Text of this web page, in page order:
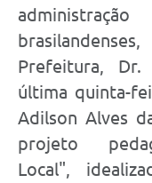
Prefeitura,
última quinta-
Adilson Alves
projeto
Local",